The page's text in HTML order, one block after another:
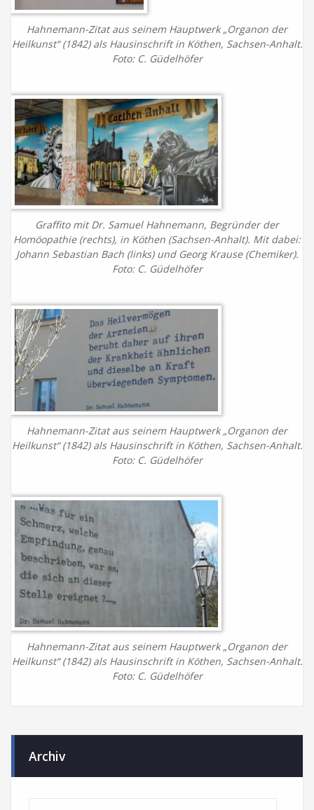
Hahnemann-Zitat aus seinem Hauptwerk „Organon der
Heilkunst“ (1842) als Hausinschrift in Köthen, Sachsen-Anhalt.
Foto: C. Güdelhöfer
Graffito mit Dr. Samuel Hahnemann, Begründer der
Homöopathie (rechts), in Köthen (Sachsen-Anhalt). Mit dabei:
Johann Sebastian Bach (links) und Georg Krause (Chemiker).
Foto: C. Güdelhöfer
Hahnemann-Zitat aus seinem Hauptwerk „Organon der
Heilkunst“ (1842) als Hausinschrift in Köthen, Sachsen-Anhalt.
Foto: C. Güdelhöfer
Hahnemann-Zitat aus seinem Hauptwerk „Organon der
Heilkunst“ (1842) als Hausinschrift in Köthen, Sachsen-Anhalt.
Foto: C. Güdelhöfer
Archiv